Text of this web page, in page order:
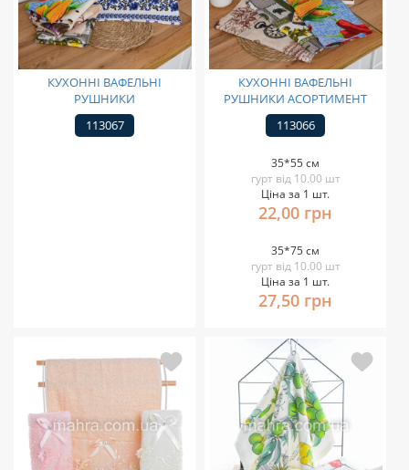
КУХОННІ ВАФЕЛЬНІ
РУШНИКИ
113067
КУХОННІ ВАФЕЛЬНІ
РУШНИКИ АСОРТИМЕНТ
113066
35*55 см
гурт від 10.00 шт
Ціна за 1 шт.
22,00 грн
35*75 см
гурт від 10.00 шт
Ціна за 1 шт.
27,50 грн